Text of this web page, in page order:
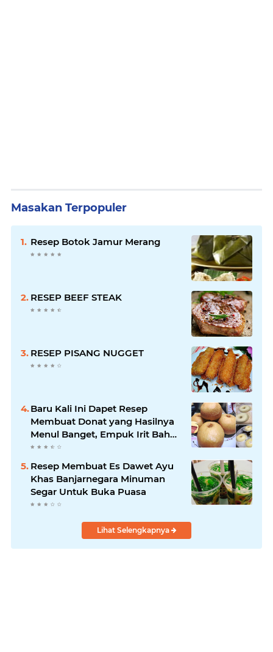
Masakan Terpopuler
Resep Botok Jamur Merang
RESEP BEEF STEAK
RESEP PISANG NUGGET
Baru Kali Ini Dapet Resep
Membuat Donat yang Hasilnya
Menul Banget, Empuk Irit Bahan
!
Resep Membuat Es Dawet Ayu
Khas Banjarnegara Minuman
Segar Untuk Buka Puasa
Lihat Selengkapnya